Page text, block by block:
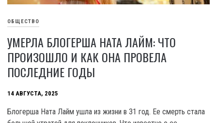
ОБЩЕСТВО
УМЕРЛА БЛОГЕРША НАТА ЛАЙМ: ЧТО
ПРОИЗОШЛО И КАК ОНА ПРОВЕЛА
ПОСЛЕДНИЕ ГОДЫ
14 АВГУСТА, 2025
Блогерша Ната Лайм ушла из жизни в 31 год. Ее смерть стала